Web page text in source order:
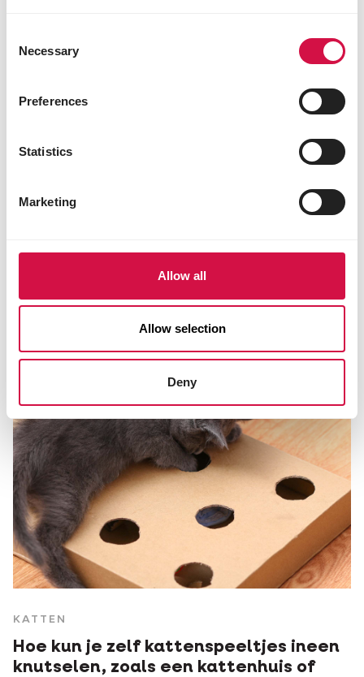
Selection
Necessary
Preferences
Statistics
Marketing
Allow all
Allow selection
Deny
weten en hoe kun je helpen?
KATTEN
Hoe kun je zelf kattenspeeltjes ineen
knutselen, zoals een kattenhuis of